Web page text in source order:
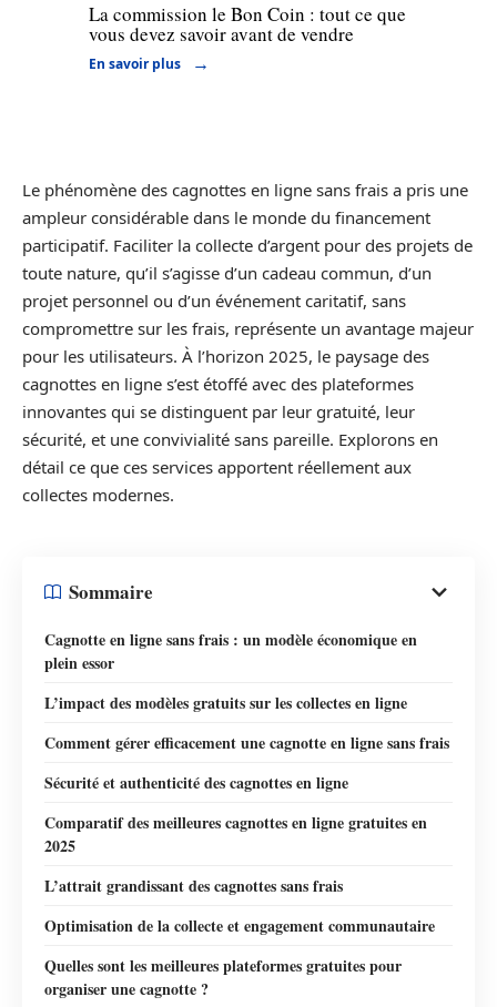
La commission le Bon Coin : tout ce que
vous devez savoir avant de vendre
En savoir plus
Le phénomène des cagnottes en ligne sans frais a pris une
ampleur considérable dans le monde du financement
participatif. Faciliter la collecte d’argent pour des projets de
toute nature, qu’il s’agisse d’un cadeau commun, d’un
projet personnel ou d’un événement caritatif, sans
compromettre sur les frais, représente un avantage majeur
pour les utilisateurs. À l’horizon 2025, le paysage des
cagnottes en ligne s’est étoffé avec des plateformes
innovantes qui se distinguent par leur gratuité, leur
sécurité, et une convivialité sans pareille. Explorons en
détail ce que ces services apportent réellement aux
collectes modernes.
Sommaire
Cagnotte en ligne sans frais : un modèle économique en
plein essor
L’impact des modèles gratuits sur les collectes en ligne
Comment gérer efficacement une cagnotte en ligne sans frais
Sécurité et authenticité des cagnottes en ligne
Comparatif des meilleures cagnottes en ligne gratuites en
2025
L’attrait grandissant des cagnottes sans frais
Optimisation de la collecte et engagement communautaire
Quelles sont les meilleures plateformes gratuites pour
organiser une cagnotte ?